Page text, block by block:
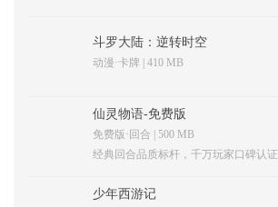
斗罗大陆：逆转时空
动漫·卡牌 | 410 MB
仙灵物语-免费版
免费版·回合 | 500 MB
经典回合品质标杆，千万玩家口碑认证
少年西游记